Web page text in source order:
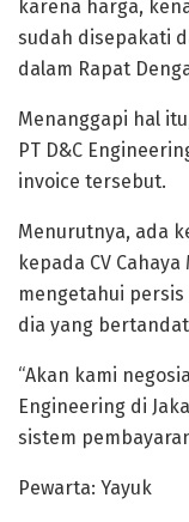
karena harga,
sudah disepakati
dalam Rapat
Menanggapi hal
PT D&C
invoice tersebut.
Menurutnya, ada
kepada CV
mengetahui
dia yang
“Akan kami
Engineering di
sistem
Pewarta: Yayuk